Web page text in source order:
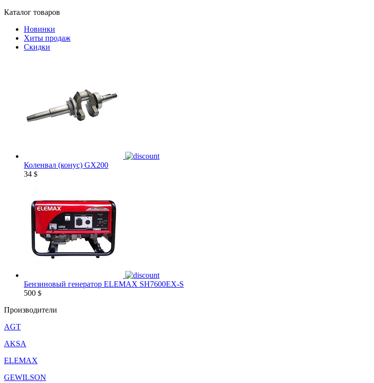
Каталог товаров
Новинки
Хиты продаж
Скидки
Коленвал (конус) GX200
34 $
Бензиновый генератор ELEMAX SH7600EX-S
500 $
Производители
AGT
AKSA
ELEMAX
GEWILSON